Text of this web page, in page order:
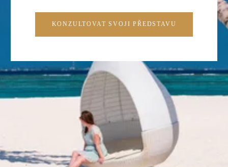
KONZULTOVAT SVOJI PŘEDSTAVU